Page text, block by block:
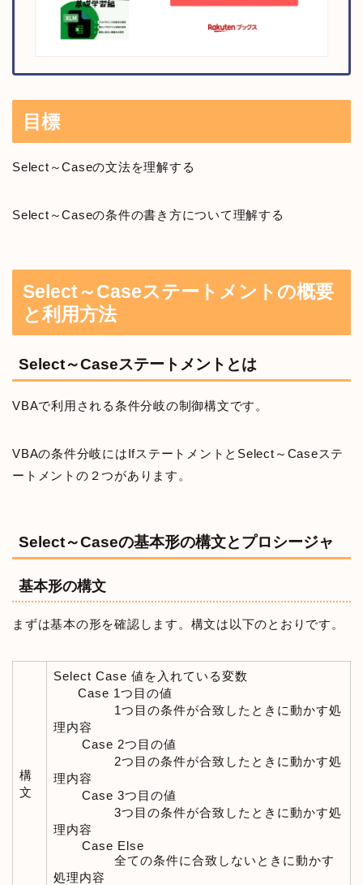
目標
Select～Caseの文法を理解する
Select～Caseの条件の書き方について理解する
Select～Caseステートメントの概要
と利用方法
Select～Caseステートメントとは
VBAで利用される条件分岐の制御構文です。
VBAの条件分岐にはIfステートメントとSelect～Caseステ
ートメントの２つがあります。
Select～Caseの基本形の構文とプロシージャ
基本形の構文
まずは基本の形を確認します。構文は以下のとおりです。
構
文
Select Case 値を入れている変数
Case 1つ目の値
1つ目の条件が合致したときに動かす処
理内容
Case 2つ目の値
2つ目の条件が合致したときに動かす処
理内容
Case 3つ目の値
3つ目の条件が合致したときに動かす処
理内容
Case Else
全ての条件に合致しないときに動かす
処理内容